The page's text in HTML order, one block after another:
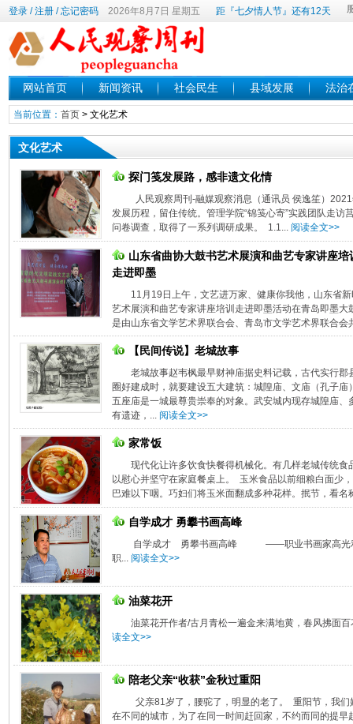
登录/注册/忘记密码 2026年8月7日 星期五 距『七夕情人节』还有12天
网站首页 新闻资讯 社会民生 县域发展 法治
当前位置： 首页> 文化艺术
文化艺术
探门笺发展路，感非遗文化情
人民观察周刊-融媒观察消息（通讯员 侯逸笙）
发展历程，留住传统。管理学院“锦笺心寄”实践团队走
问卷调查，取得了一系列调研成果。 1.1... 阅读全文>>
山东省曲协大鼓书艺术展演和曲艺专家讲座培
走进即墨
11月19日上午，文艺进万家、健康你我他，山东省
艺术展演和曲艺专家讲座培训走进即墨活动在青岛即墨
是由山东省文学艺术界联合会、青岛市文学艺术界联合会
【民间传说】老城故事
老城故事赵韦枫最早财神庙据史料记载，古代实行
圈好建成时，就要建设五大建筑：城隍庙、文庙（孔子
五座庙是一城最尊贵崇奉的对象。武安城内现存城隍庙
有遗迹，... 阅读全文>>
家常饭
现代化让许多饮食快餐得机械化。有几样老城传统
以慰心并坚守在家庭餐桌上。 玉米食品以前细粮白面少
巴难以下咽。巧妇们将玉米面翻成多种花样。抿节，看
自学成才 勇攀书画高峰
自学成才 勇攀书画高峰 ——职业书画家高光利
职... 阅读全文>>
油菜花开
油菜花开作者/古月青松一遍金来满地黄，春风拂面
读全文>>
陪老父亲“收获”金秋过重阳
父亲81岁了，腰驼了，明显的老了。 重阳节，我
在不同的城市，为了在同一时间赶回家，不约而同的提